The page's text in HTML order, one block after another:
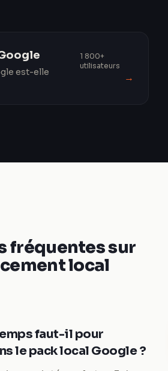
est-elle
1 800+
utilisateurs
→
fréquentes sur
local
faut-il pour
le pack local Google ?